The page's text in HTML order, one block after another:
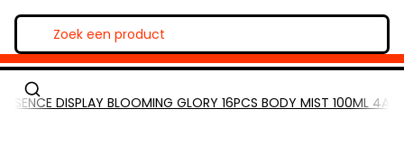
SENCE DISPLAY BLOOMING GLORY 16PCS BODY MIST 100ML 4ASS